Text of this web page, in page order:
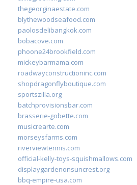
thegeorginaestate.com
blythewoodseafood.com
paolosdelibangkok.com
bobacove.com
phoone24brookfield.com
mickeybarmama.com
roadwayconstructioninc.com
shopdragonflyboutique.com
sportszilla.org
batchprovisionsbar.com
brasserie-gobette.com
musicrearte.com
morseysfarms.com
riverviewtennis.com
official-kelly-toys-squishmallows.com
displaygardenonsuncrest.org
bbq-empire-usa.com